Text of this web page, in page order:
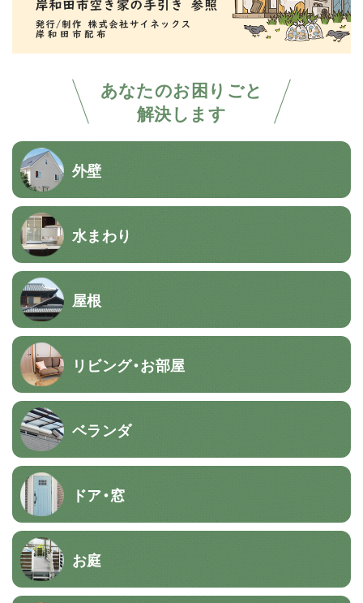
あなたのお困りごと
解決します
外壁
水まわり
屋根
リビング・お部屋
ベランダ
ドア・窓
お庭